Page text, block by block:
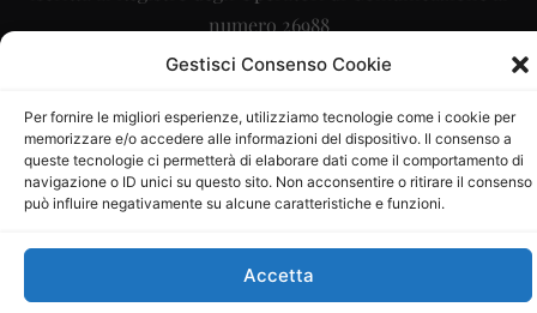
Gestisci Consenso Cookie
Per fornire le migliori esperienze, utilizziamo tecnologie come i cookie per
memorizzare e/o accedere alle informazioni del dispositivo. Il consenso a
queste tecnologie ci permetterà di elaborare dati come il comportamento di
navigazione o ID unici su questo sito. Non acconsentire o ritirare il consenso
può influire negativamente su alcune caratteristiche e funzioni.
Accetta
numero 26988
Sito gestito daLa Digitale srl– info@ladigitale.it